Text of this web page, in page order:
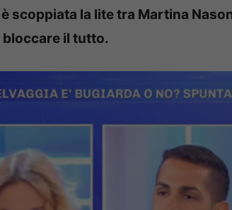
scoppiata la lite tra Martina
il tutto.